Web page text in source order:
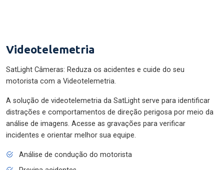
Videotelemetria
SatLight Câmeras: Reduza os acidentes e cuide do seu
motorista com a Videotelemetria.
A solução de videotelemetria da SatLight serve para identificar
distrações e comportamentos de direção perigosa por meio da
análise de imagens. Acesse as gravações para verificar
incidentes e orientar melhor sua equipe.
Análise de condução do motorista